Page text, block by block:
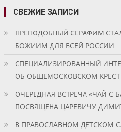
СВЕЖИЕ ЗАПИСИ
ПРЕПОДОБНЫЙ СЕРАФИМ
БОЖИИМ ДЛЯ ВСЕЙ РОССИИ
СПЕЦИАЛИЗИРОВАННЫЙ
ОБ ОБЩЕМОСКОВСКОМ
ОЧЕРЕДНАЯ ВСТРЕЧА «ЧАЙ С
ПОСВЯЩЕНА ЦАРЕВИЧУ
В ПРАВОСЛАВНОМ ДЕТСКОМ